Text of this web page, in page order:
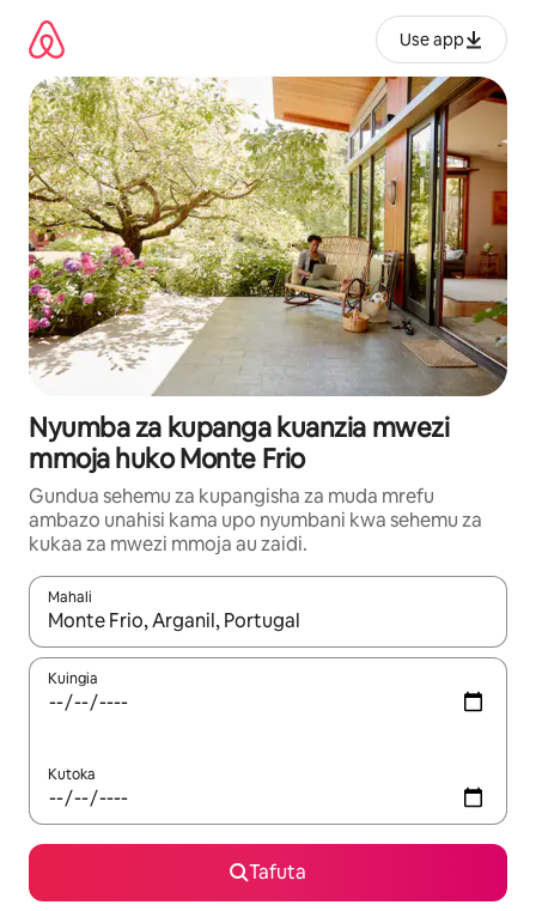
kwenda
kwenye
maudhui
Use app
Nyumba za kupanga kuanzia mwezi
mmoja huko Monte Frio
Gundua sehemu za kupangisha za muda mrefu
ambazo unahisi kama upo nyumbani kwa sehemu za
kukaa za mwezi mmoja au zaidi.
Mahali
Wakati matokeo yanapatikana, vinjari kwa kutumia vitufe vya
Kuingia
Kutoka
Tafuta